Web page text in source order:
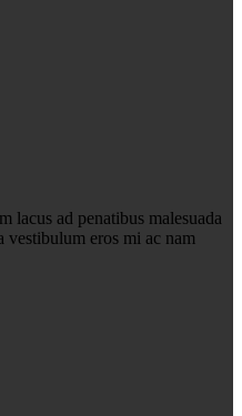
lacus ad penatibus malesuada
vestibulum eros mi ac nam